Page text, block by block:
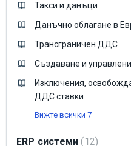
Такси и данъци
Данъчно облагане в
Трансграничен ДДС
Създаване и
Изключения,
ДДС ставки
Вижте всички 7
ERP системи 12